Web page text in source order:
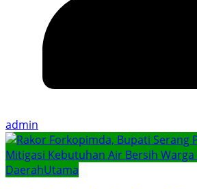
admin
DaerahUtama